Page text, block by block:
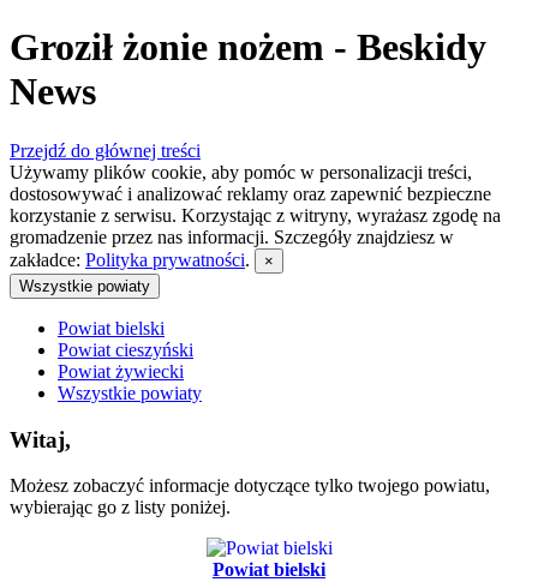
Groził żonie nożem - Beskidy
News
Przejdź do głównej treści
Używamy plików cookie, aby pomóc w personalizacji treści,
dostosowywać i analizować reklamy oraz zapewnić bezpieczne
korzystanie z serwisu. Korzystając z witryny, wyrażasz zgodę na
gromadzenie przez nas informacji. Szczegóły znajdziesz w
zakładce: Polityka prywatności.
×
Wszystkie powiaty
Powiat bielski
Powiat cieszyński
Powiat żywiecki
Wszystkie powiaty
Witaj,
Możesz zobaczyć informacje dotyczące tylko twojego powiatu,
wybierając go z listy poniżej.
Powiat bielski